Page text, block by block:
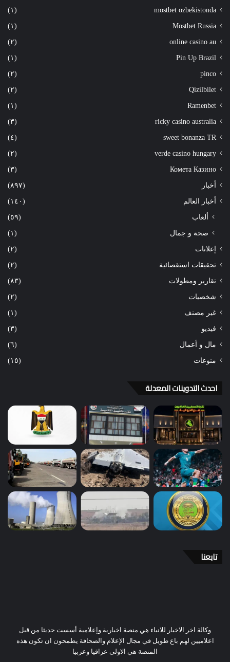
mostbet ozbekistonda (١)
Mostbet Russia (١)
online casino au (٢)
Pin Up Brazil (١)
pinco (٢)
Qizilbilet (٢)
Ramenbet (١)
ricky casino australia (٣)
sweet bonanza TR (٤)
verde casino hungary (٢)
Комета Казино (٣)
أخبار (٨٩٧)
أخبار العالم (١٤٠)
ألعاب
(٥٩)
صحة و جمال
(١)
إعلانات (٢)
تحقيقات استقصائية (٢)
تقارير ومطولات (٨٣)
شخصيات (٢)
غير مصنف (١)
فيديو (٣)
مال و أعمال (٦)
منوعات (١٥)
احدث التدوينات المعدلة
تابعنا
وكالة اخر الاخبار للانباء هي منصة اخبارية وإعلامية أسست حديثا من قبل
اعلاميين لهم باع طويل في مجال الإعلام والصحافة يطمحون ان تكون هذه
المنصة هي الاولى عراقيا وعربيا